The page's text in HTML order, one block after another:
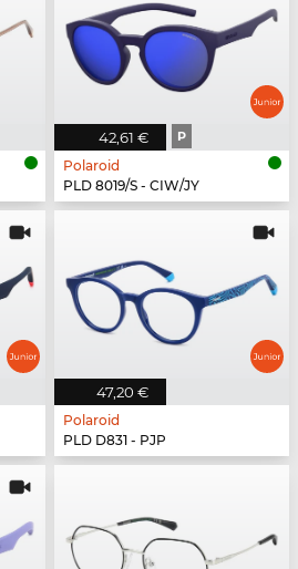
42,61 € P
Polaroid
PLD 8019/S - CIW/JY
47,20 €
Polaroid
PLD D831 - PJP